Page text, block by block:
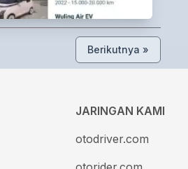
Berikutnya »
JARINGAN KAMI
otodriver.com